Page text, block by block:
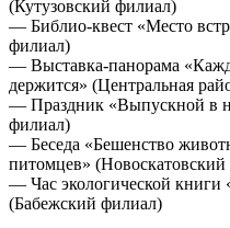
(Кутузовский филиал)
— Библио-квест «Место
филиал)
— Выставка-панорама
держится» (Центральная
— Праздник «Выпускной в
филиал)
— Беседа «Бешенство
питомцев»
— Час экологической книги
(Бабежский филиал)